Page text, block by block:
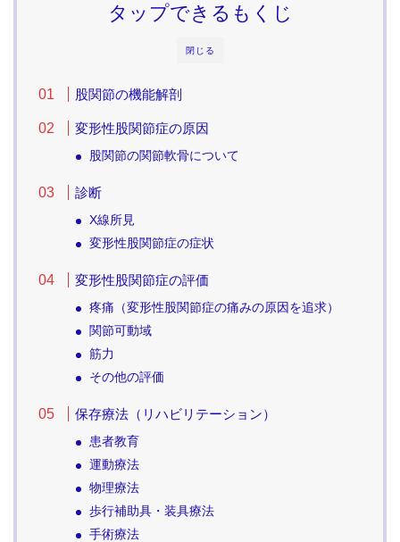
閉じる
タップできるもくじ
股関節の機能解剖
変形性股関節症の原因
股関節の関節軟骨について
診断
X線所見
変形性股関節症の症状
変形性股関節症の評価
疼痛（変形性股関節症の痛みの原因を追求）
関節可動域
筋力
その他の評価
保存療法（リハビリテーション）
患者教育
運動療法
物理療法
歩行補助具・装具療法
手術療法